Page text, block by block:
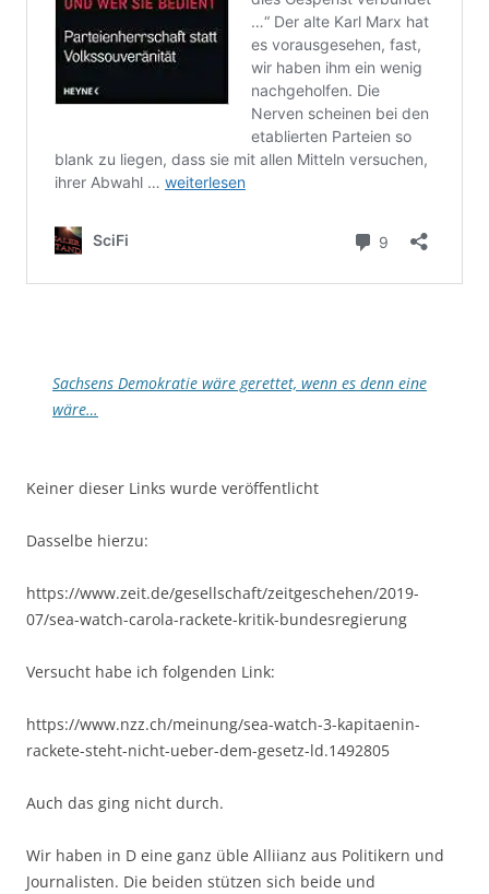
Sachsens Demokratie wäre gerettet, wenn es denn eine
wäre…
Keiner dieser Links wurde veröffentlicht
Dasselbe hierzu:
https://www.zeit.de/gesellschaft/zeitgeschehen/2019-
07/sea-watch-carola-rackete-kritik-bundesregierung
Versucht habe ich folgenden Link:
https://www.nzz.ch/meinung/sea-watch-3-kapitaenin-
rackete-steht-nicht-ueber-dem-gesetz-ld.1492805
Auch das ging nicht durch.
Wir haben in D eine ganz üble Alliianz aus Politikern und
Journalisten. Die beiden stützen sich beide und